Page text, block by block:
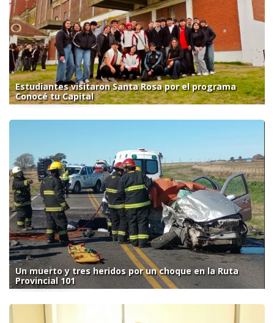
Estudiantes visitaron Santa Rosa por el programa
Conocé tu Capital
Un muerto y tres heridos por un choque en la Ruta
Provincial 101